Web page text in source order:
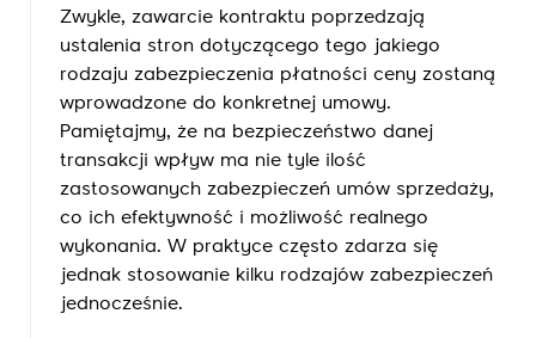
Zwykle, zawarcie kontraktu poprzedzają
ustalenia stron dotyczącego tego jakiego
rodzaju zabezpieczenia płatności ceny zostaną
wprowadzone do konkretnej umowy.
Pamiętajmy, że na bezpieczeństwo danej
transakcji wpływ ma nie tyle ilość
zastosowanych zabezpieczeń umów sprzedaży,
co ich efektywność i możliwość realnego
wykonania. W praktyce często zdarza się
jednak stosowanie kilku rodzajów zabezpieczeń
jednocześnie.